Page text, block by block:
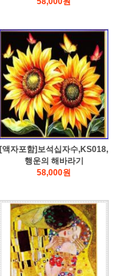
[액자포함]보석십자수,KS018,
행운의 해바라기
58,000원